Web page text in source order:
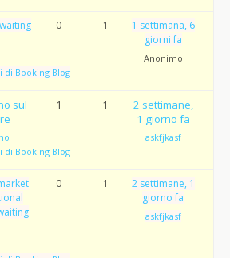
di Booking Blog
0 1
1 settimana, 6
giorni fa
Anonimo
sul
di Booking Blog
1 1
2 settimane,
1 giorno fa
askfjkasf
0 1
2 settimane, 1
giorno fa
askfjkasf